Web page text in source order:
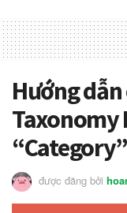
Hướng
Taxonomy
được đăng bởi